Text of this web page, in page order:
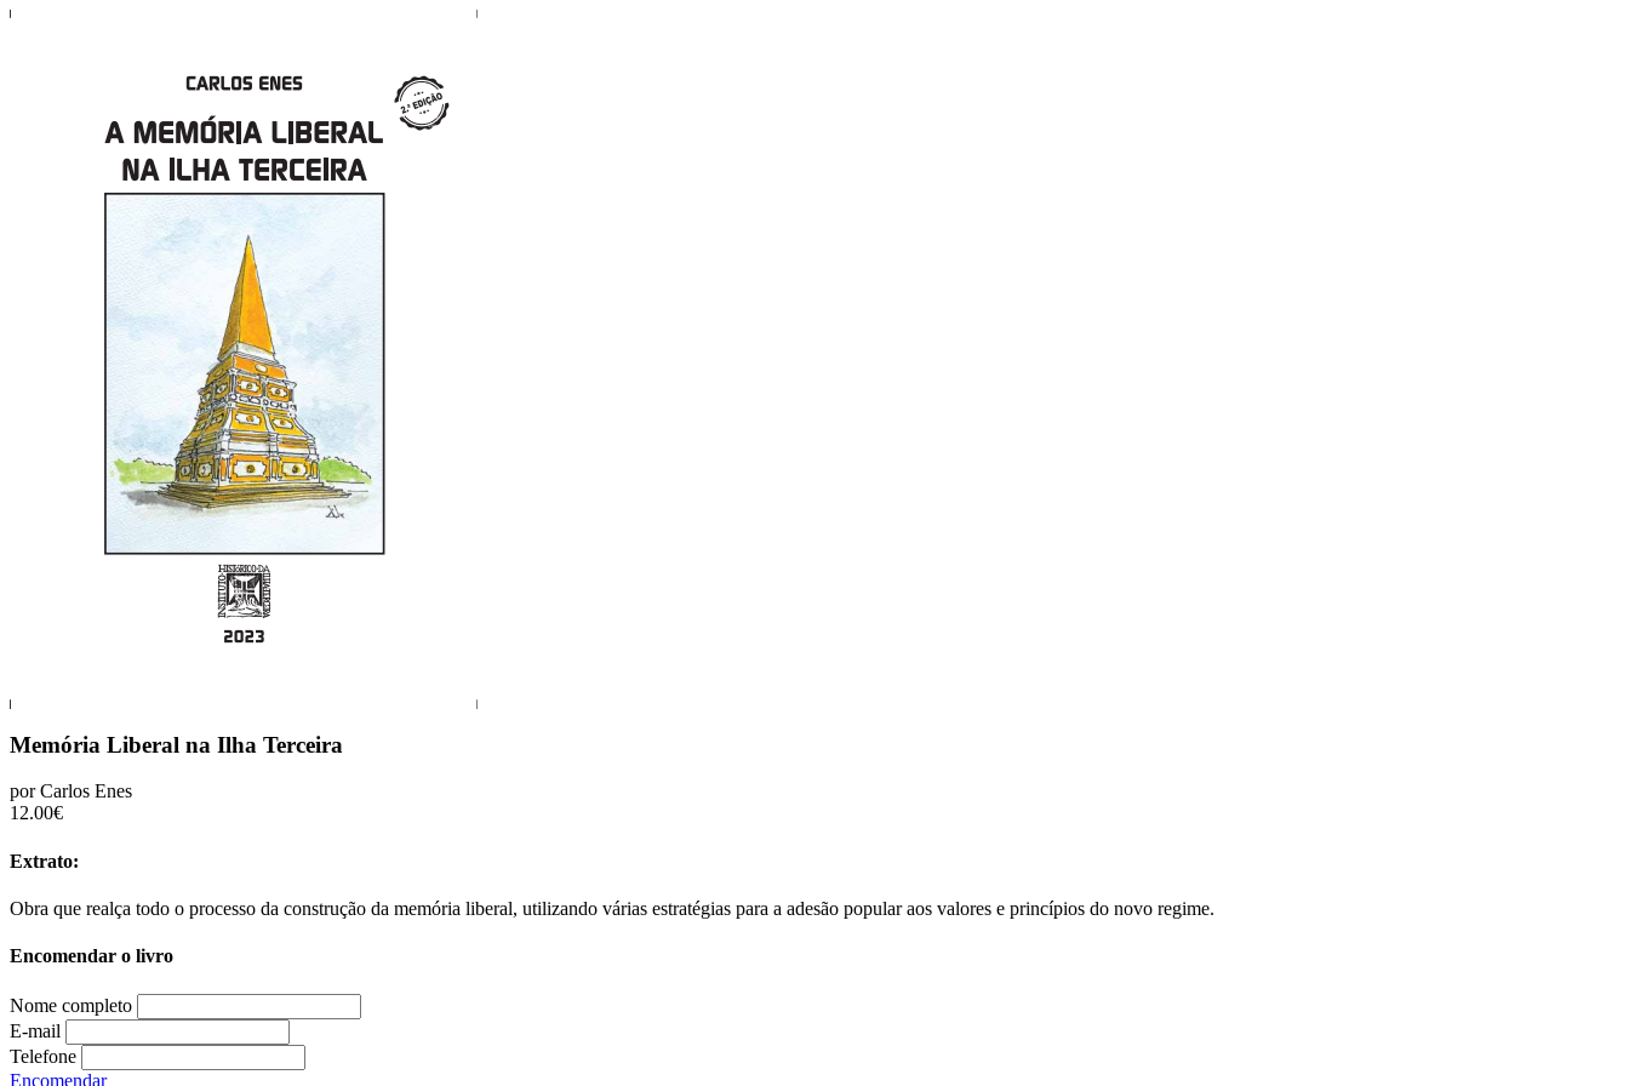
Memória Liberal na Ilha Terceira
por Carlos Enes
12.00€
Extrato:
Obra que realça todo o processo da construção da memória liberal, utilizando várias estratégias para a adesão popular aos valores e princípios do novo regime.
Encomendar o livro
Nome completo
E-mail
Telefone
Encomendar